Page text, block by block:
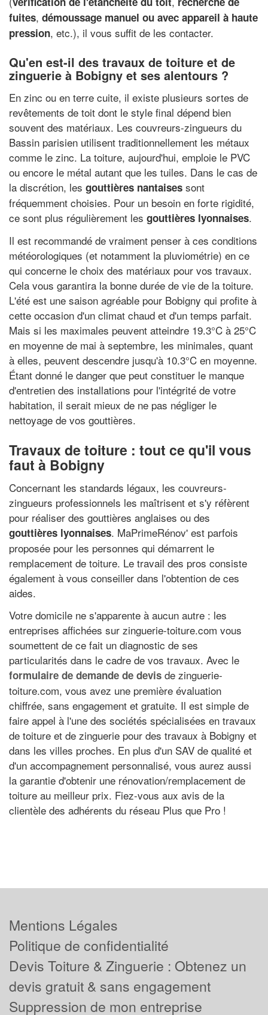
fuites, démoussage manuel ou avec appareil à haute
pression, etc.), il vous suffit de les contacter.
Qu'en est-il des travaux de toiture et de
zinguerie à Bobigny et ses alentours ?
En zinc ou en terre cuite, il existe plusieurs sortes de
revêtements de toit dont le style final dépend bien
souvent des matériaux. Les couvreurs-zingueurs du
Bassin parisien utilisent traditionnellement les métaux
comme le zinc. La toiture, aujourd'hui, emploie le PVC
ou encore le métal autant que les tuiles. Dans le cas de
la discrétion, les gouttières nantaises sont
fréquemment choisies. Pour un besoin en forte rigidité,
ce sont plus régulièrement les gouttières lyonnaises.
Il est recommandé de vraiment penser à ces conditions
météorologiques (et notamment la pluviométrie) en ce
qui concerne le choix des matériaux pour vos travaux.
Cela vous garantira la bonne durée de vie de la toiture.
L'été est une saison agréable pour Bobigny qui profite à
cette occasion d'un climat chaud et d'un temps parfait.
Mais si les maximales peuvent atteindre 19.3°C à 25°C
en moyenne de mai à septembre, les minimales, quant
à elles, peuvent descendre jusqu'à 10.3°C en moyenne.
Étant donné le danger que peut constituer le manque
d'entretien des installations pour l'intégrité de votre
habitation, il serait mieux de ne pas négliger le
nettoyage de vos gouttières.
Travaux de toiture : tout ce qu'il vous
faut à Bobigny
Concernant les standards légaux, les couvreurs-
zingueurs professionnels les maîtrisent et s'y réfèrent
pour réaliser des gouttières anglaises ou des
gouttières lyonnaises. MaPrimeRénov' est parfois
proposée pour les personnes qui démarrent le
remplacement de toiture. Le travail des pros consiste
également à vous conseiller dans l'obtention de ces
aides.
Votre domicile ne s'apparente à aucun autre : les
entreprises affichées sur zinguerie-toiture.com vous
soumettent de ce fait un diagnostic de ses
particularités dans le cadre de vos travaux. Avec le
formulaire de demande de devis de zinguerie-
toiture.com, vous avez une première évaluation
chiffrée, sans engagement et gratuite. Il est simple de
faire appel à l'une des sociétés spécialisées en travaux
de toiture et de zinguerie pour des travaux à Bobigny et
dans les villes proches. En plus d'un SAV de qualité et
d'un accompagnement personnalisé, vous aurez aussi
la garantie d'obtenir une rénovation/remplacement de
toiture au meilleur prix. Fiez-vous aux avis de la
clientèle des adhérents du réseau Plus que Pro !
Mentions Légales
Politique de confidentialité
Devis Toiture & Zinguerie : Obtenez un
devis gratuit & sans engagement
Suppression de mon entreprise